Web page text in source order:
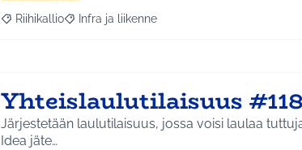
Rajaa tulokset aihepiirin mukaan: Riihikallio
Riihikallio Rajaa tulokset teeman mukaan: Infra ja
Infra ja liikenne
Yhteislaulutilaisuus
Järjestetään laulutilaisuus, jossa voisi laulaa
Idea jäte…